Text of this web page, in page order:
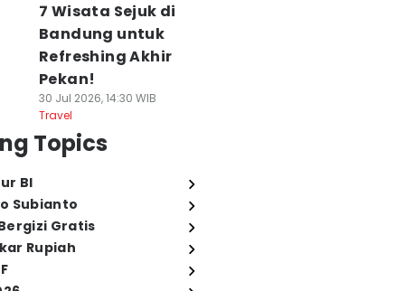
7 Wisata Sejuk di
Bandung untuk
Refreshing Akhir
Pekan!
30 Jul 2026, 14:30 WIB
Travel
Topics
BI
Subianto
Gratis
Rupiah